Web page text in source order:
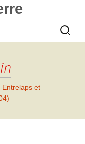
Entrelaps et